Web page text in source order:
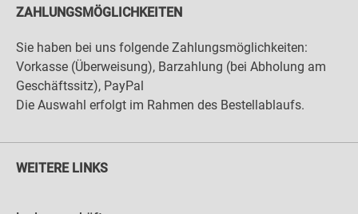
ZAHLUNGSMÖGLICHKEITEN
Sie haben bei uns folgende Zahlungsmöglichkeiten:
Vorkasse (Überweisung), Barzahlung (bei Abholung am
Geschäftssitz), PayPal
Die Auswahl erfolgt im Rahmen des Bestellablaufs.
WEITERE LINKS